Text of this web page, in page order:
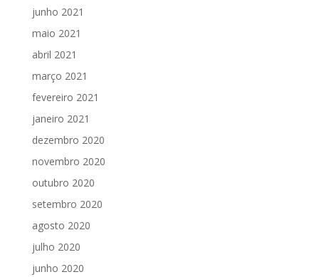
junho 2021
maio 2021
abril 2021
março 2021
fevereiro 2021
janeiro 2021
dezembro 2020
novembro 2020
outubro 2020
setembro 2020
agosto 2020
julho 2020
junho 2020